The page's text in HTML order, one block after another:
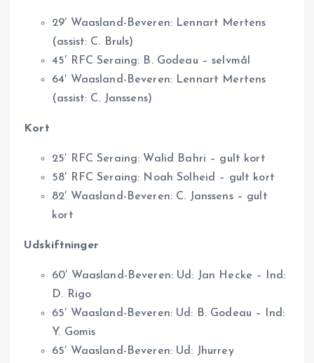
29′ Waasland-Beveren: Lennart Mertens
(assist: C. Bruls)
45′ RFC Seraing: B. Godeau – selvmål
64′ Waasland-Beveren: Lennart Mertens
(assist: C. Janssens)
Kort
25′ RFC Seraing: Walid Bahri – gult kort
58′ RFC Seraing: Noah Solheid – gult kort
82′ Waasland-Beveren: C. Janssens – gult
kort
Udskiftninger
60′ Waasland-Beveren: Ud: Jan Hecke – Ind:
D. Rigo
65′ Waasland-Beveren: Ud: B. Godeau – Ind:
Y. Gomis
65′ Waasland-Beveren: Ud: Jhurrey